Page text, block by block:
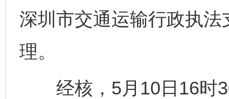
深圳市交通运输行政执
理。
经核，5月10日16时